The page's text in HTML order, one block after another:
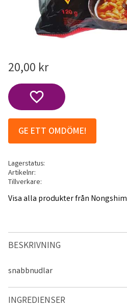
20,00 kr
Lägg till i favoriter
Lagerstatus
Artikelnr
Tillverkare
Visa alla produkter från Nongshim
GE ETT OMDÖME!
BESKRIVNING
snabbnudlar
INGREDIENSER